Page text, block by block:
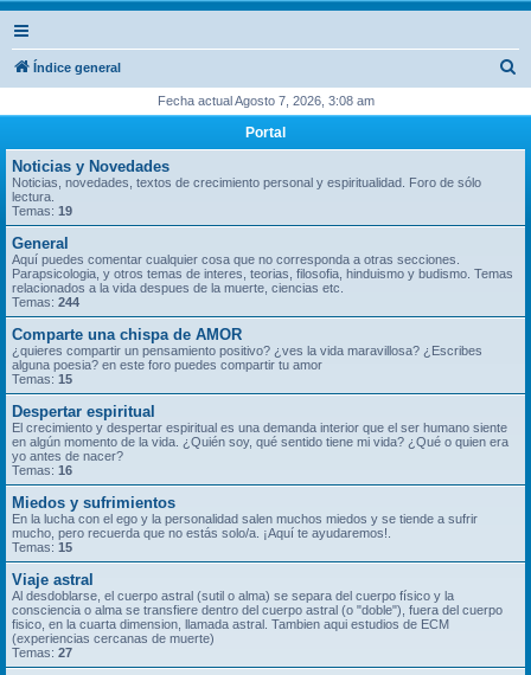
Índice general
c
Fecha actual Agosto 7, 2026, 3:08 am
Portal
Noticias y Novedades
Noticias, novedades, textos de crecimiento personal y espiritualidad. Foro de sólo
lectura.
Temas: 19
General
Aquí puedes comentar cualquier cosa que no corresponda a otras secciones.
Parapsicologia, y otros temas de interes, teorias, filosofia, hinduismo y budismo. Temas
relacionados a la vida despues de la muerte, ciencias etc.
Temas: 244
Comparte una chispa de AMOR
¿quieres compartir un pensamiento positivo? ¿ves la vida maravillosa? ¿Escribes
alguna poesia? en este foro puedes compartir tu amor
Temas: 15
Despertar espiritual
El crecimiento y despertar espiritual es una demanda interior que el ser humano siente
en algún momento de la vida. ¿Quién soy, qué sentido tiene mi vida? ¿Qué o quien era
yo antes de nacer?
Temas: 16
Miedos y sufrimientos
En la lucha con el ego y la personalidad salen muchos miedos y se tiende a sufrir
mucho, pero recuerda que no estás solo/a. ¡Aquí te ayudaremos!.
Temas: 15
Viaje astral
Al desdoblarse, el cuerpo astral (sutil o alma) se separa del cuerpo físico y la
consciencia o alma se transfiere dentro del cuerpo astral (o "doble"), fuera del cuerpo
fisico, en la cuarta dimension, llamada astral. Tambien aqui estudios de ECM
(experiencias cercanas de muerte)
Temas: 27